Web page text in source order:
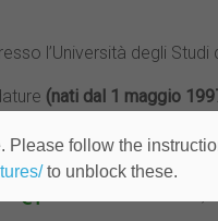
l’Università degli
(nati dal 1 maggio
Please follow the
to unblock these.